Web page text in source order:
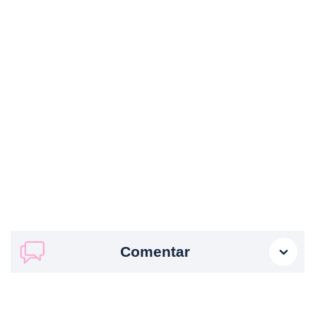
Comentar